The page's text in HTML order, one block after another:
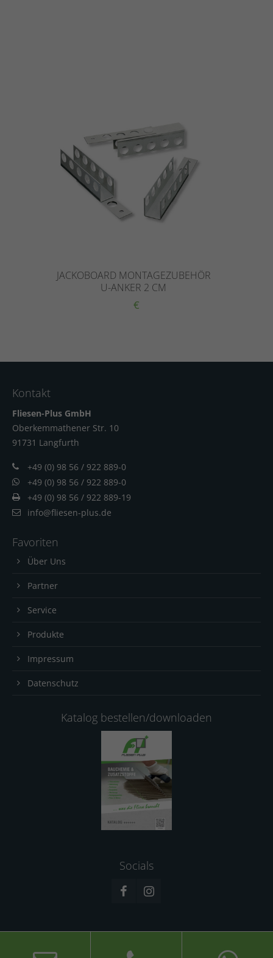
JACKOBOARD MONTAGEZUBEHÖR
U-ANKER 2 CM
€
Kontakt
Fliesen-Plus GmbH
Oberkemmathener Str. 10
91731 Langfurth
+49 (0) 98 56 / 922 889-0
+49 (0) 98 56 / 922 889-0
+49 (0) 98 56 / 922 889-19
info@fliesen-plus.de
Favoriten
Über Uns
Partner
Service
Produkte
Impressum
Datenschutz
Katalog bestellen/downloaden
Socials